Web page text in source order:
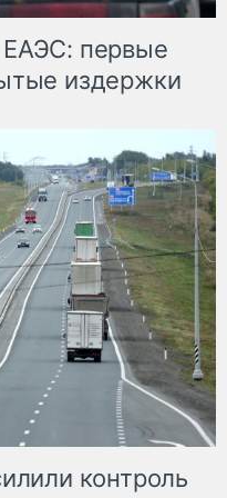
первые
издержки
контроль